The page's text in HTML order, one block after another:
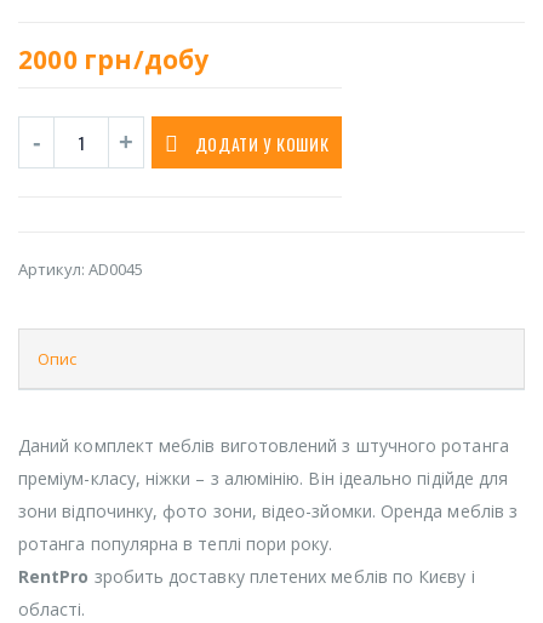
2000 грн/добу
ДОДАТИ У КОШИК
Артикул: AD0045
Опис
Даний комплект меблів виготовлений з штучного ротанга
преміум-класу, ніжки – з алюмінію. Він ідеально підійде для
зони відпочинку, фото зони, відео-зйомки. Оренда меблів з
ротанга популярна в теплі пори року.
RentPro зробить доставку плетених меблів по Києву і
області.